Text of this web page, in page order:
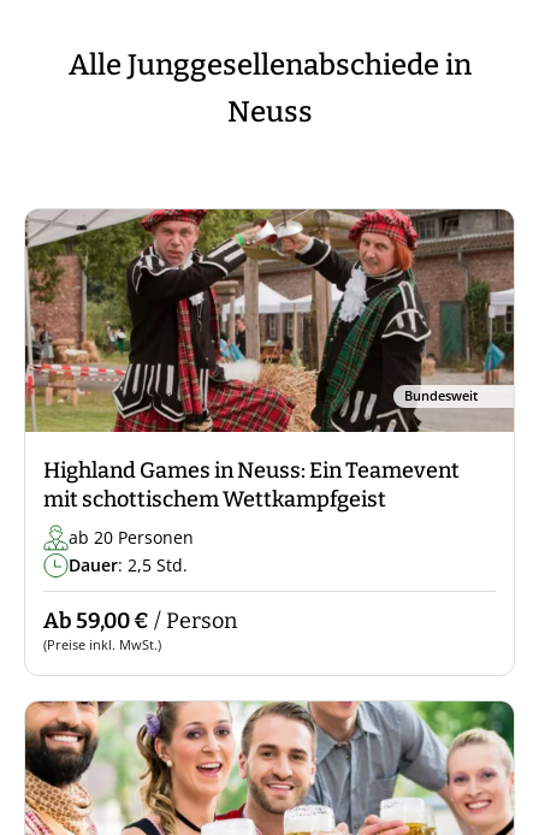
Alle Junggesellenabschiede in
Neuss
Bundesweit
Highland Games in Neuss: Ein Teamevent
mit schottischem Wettkampfgeist
ab 20 Personen
Dauer: 2,5 Std.
Ab 59,00 € / Person
(Preise inkl. MwSt.)